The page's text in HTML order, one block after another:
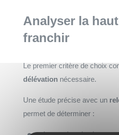
Analyser la
franchir
Le premier critère de choix
délévation nécessaire.
Une étude précise avec un
permet de déterminer :